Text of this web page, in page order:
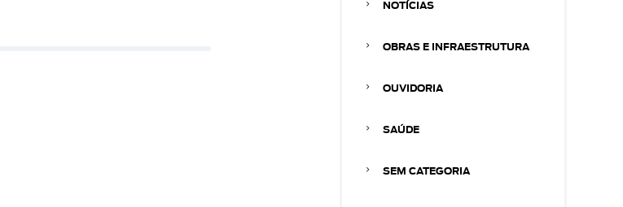
NOTÍCIAS
OBRAS E INFRAESTRUTURA
OUVIDORIA
SAÚDE
SEM CATEGORIA